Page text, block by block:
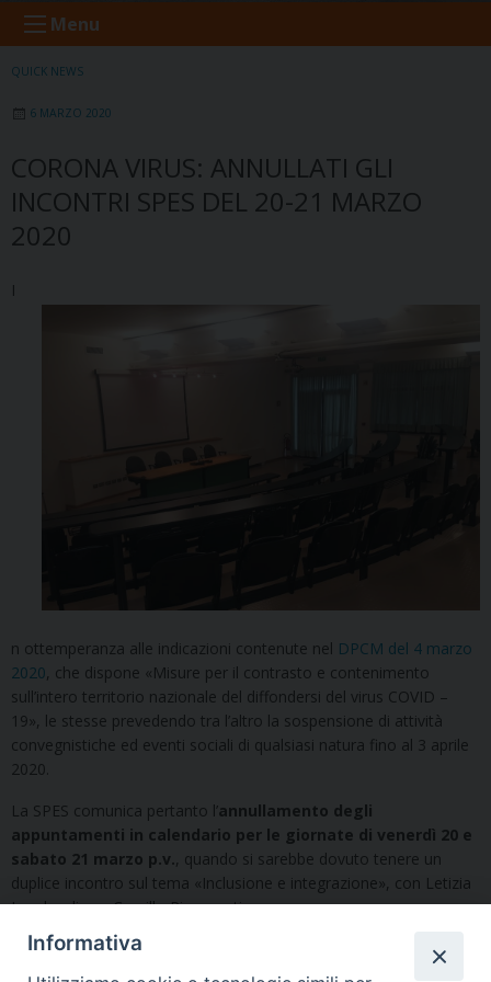
Menu
QUICK NEWS
6 MARZO 2020
CORONA VIRUS: ANNULLATI GLI
INCONTRI SPES DEL 20-21 MARZO
2020
I
n ottemperanza alle indicazioni contenute nel DPCM del 4 marzo
2020 , che dispone «Misure per il contrasto e contenimento
sull’intero territorio nazionale del diffondersi del virus COVID –
19», le stesse prevedendo tra l’altro la sospensione di attività
convegnistiche ed eventi sociali di qualsiasi natura fino al 3 aprile
2020.
La SPES comunica pertanto l’annullamento degli
appuntamenti in calendario per le giornate di venerdì 20 e
sabato 21 marzo p.v. , quando si sarebbe dovuto tenere un
duplice incontro sul tema «Inclusione e integrazione», con Letizia
Lombardi e p. Camillo Ripamonti.
Informativa